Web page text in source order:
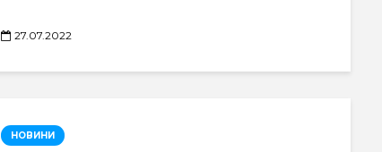
27.07.2022
НОВИНИ